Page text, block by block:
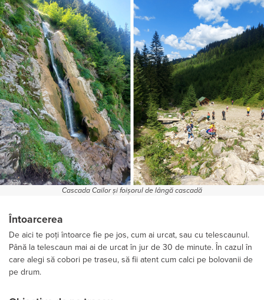
Cascada Cailor și foișorul de lângă cascadă
Întoarcerea
De aici te poți întoarce fie pe jos, cum ai urcat, sau cu telescaunul.
Până la telescaun mai ai de urcat în jur de 30 de minute. În cazul în
care alegi să cobori pe traseu, să fii atent cum calci pe bolovanii de
pe drum.